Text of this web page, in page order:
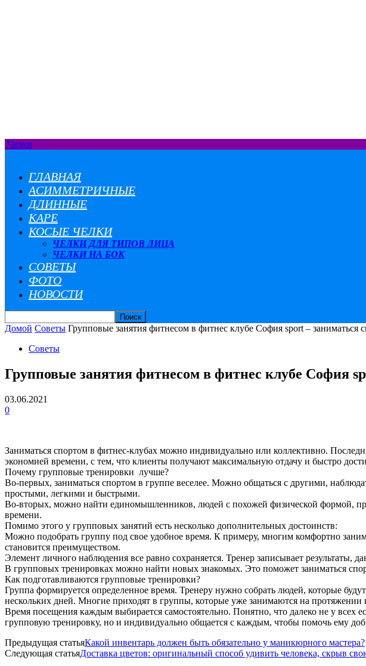
Челки
ГЛАВНАЯ
АСИММЕТРИЧНЫЕ
ДЛИННЫЕ
КАРЕ
КОСЫЕ ЧЕЛКИ
ЧЕЛКИ ДЛЯ ТИПОВ ЛИЦА
ЧЕЛКИ НА БОК
СОВЕТЫ
ФОТО
НОВОСТИ
Домой Советы Групповые занятия фитнесом в фитнес клубе София sport – заниматься
Советы
Групповые занятия фитнесом в фитнес клубе София
03.06.2021
0
Заниматься спортом в фитнес-клубах можно индивидуально или коллективно.
экономией времени, с тем, что клиенты получают максимальную отдачу и быстро
Почему групповые тренировки лучше?
Во-первых, заниматься спортом в группе веселее. Можно общаться с другими,
простыми, легкими и быстрыми.
Во-вторых, можно найти единомышленников, людей с похожей физической формой,
времени.
Помимо этого у групповых занятий есть несколько дополнительных достоинств:
Можно подобрать группу под свое удобное время. К примеру, многим комфортно
становится преимуществом.
Элемент личного наблюдения все равно сохраняется. Тренер записывает результаты,
В групповых тренировках можно найти новых знакомых. Это поможет заниматься
Как подготавливаются групповые тренировки?
Группа формируется определенное время. Тренеру нужно собрать людей, которые
нескольких дней. Многие приходят в группы, которые уже занимаются на протяжении
Время посещения каждым выбирается самостоятельно. Понятно, что далеко не у всех
групповую тренировку, но и индивидуально общается с каждым, чтобы помочь ему
Предыдущая статьяКакой инвентарь должен быть обязательно у маникюрного мастера?
Следующая статьяДоставка цветов: оригинальный способ удивить человека, скрыв